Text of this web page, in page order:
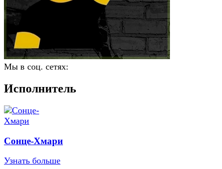
Мы в соц. сетях:
Исполнитель
Сонце-Хмари
Узнать больше